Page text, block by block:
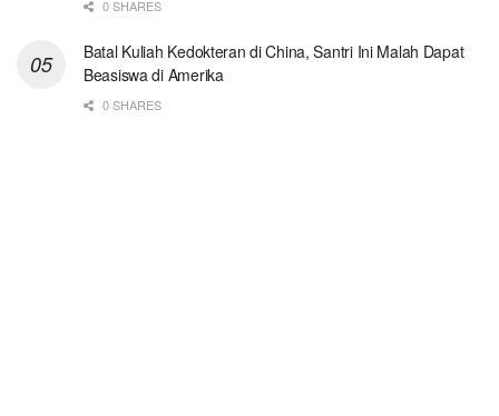
0 SHARES
Batal Kuliah Kedokteran di China, Santri Ini Malah Dapat
Beasiswa di Amerika
0 SHARES